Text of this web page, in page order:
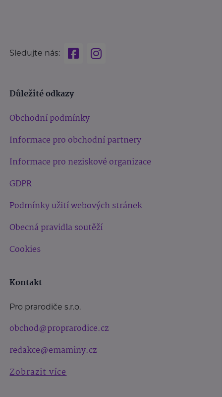
Sledujte nás:
Důležité odkazy
Obchodní podmínky
Informace pro obchodní partnery
Informace pro neziskové organizace
GDPR
Podmínky užití webových stránek
Obecná pravidla soutěží
Cookies
Kontakt
Pro prarodiče s.r.o.
obchod@proprarodice.cz
redakce@emaminy.cz
Zobrazit více